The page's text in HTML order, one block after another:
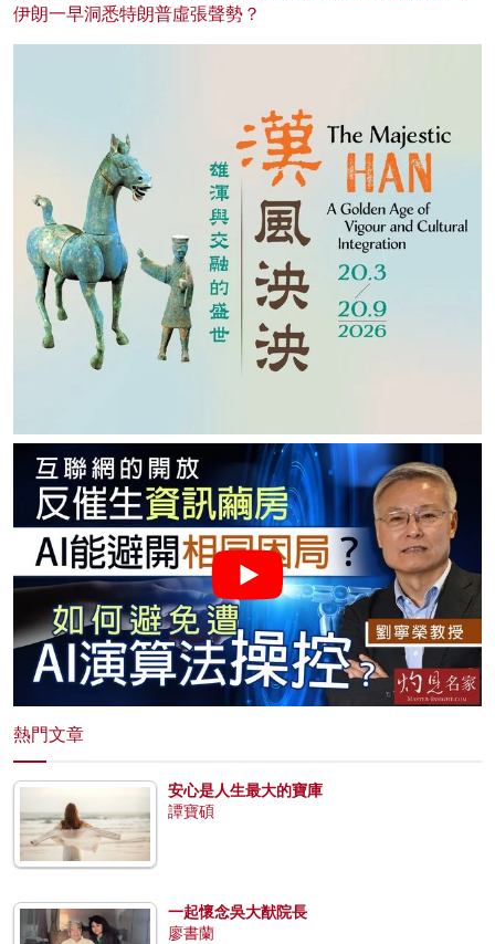
伊朗一早洞悉特朗普虛張聲勢？
熱門文章
安心是人生最大的寶庫
譚寶碩
一起懷念吳大猷院長
廖書蘭